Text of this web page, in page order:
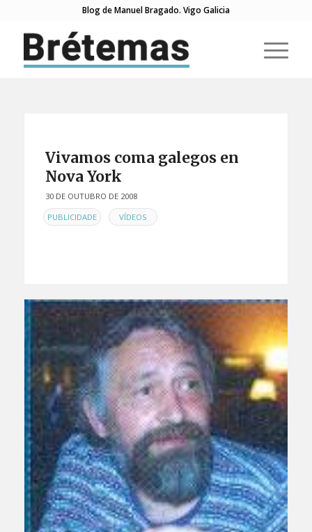
Blog de Manuel Bragado. Vigo Galicia
Vivamos coma galegos en
Nova York
30 DE OUTUBRO DE 2008
ENPUBLICIDADE , VÍDEOS